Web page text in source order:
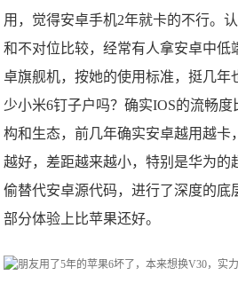
用，觉得安卓手机2年就卡的不行。
和不对位比较，经常有人拿安卓中低
卓旗舰机，按她的使用标准，挺几年
少小米6钉子户吗？确实IOS的流畅
构和生态，前几年确实安卓越用越卡
越好，差距越来越小，特别是华为的
偷替代安卓源代码，进行了深度的底
部分体验上比苹果还好。